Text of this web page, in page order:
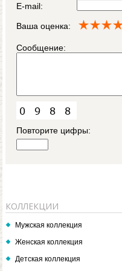
E-mail:
Ваша оценка:
Сообщение:
Повторите цифры:
КОЛЛЕКЦИИ
Мужская коллекция
Женская коллекция
Детская коллекция